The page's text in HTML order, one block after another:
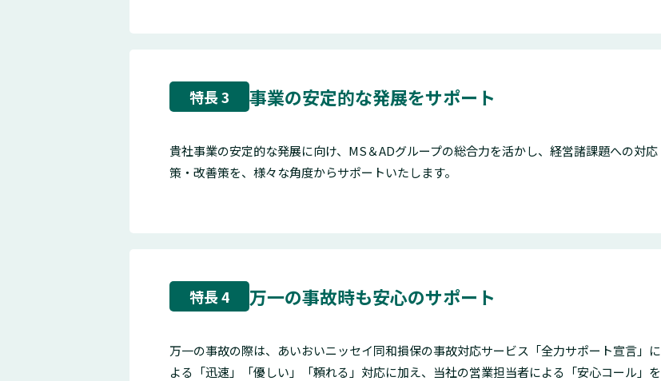
特長 3 事業の安定的な発展をサポート
貴社事業の安定的な発展に向け、MS＆ADグループの総合力を活かし、経営諸課題への対応
策・改善策を、様々な角度からサポートいたします。
特長 4 万一の事故時も安心のサポート
万一の事故の際は、あいおいニッセイ同和損保の事故対応サービス「全力サポート宣言」に
よる「迅速」「優しい」「頼れる」対応に加え、当社の営業担当者による「安心コール」を